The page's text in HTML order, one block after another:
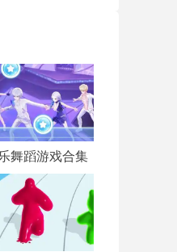
舞蹈游戏合集